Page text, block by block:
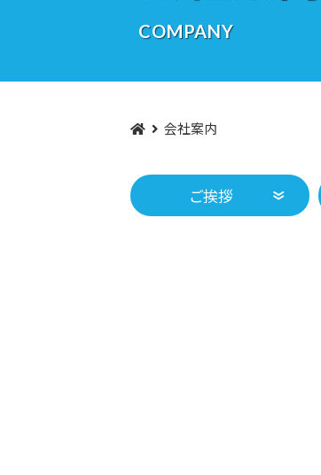
COMPANY
会社案内
ご挨拶